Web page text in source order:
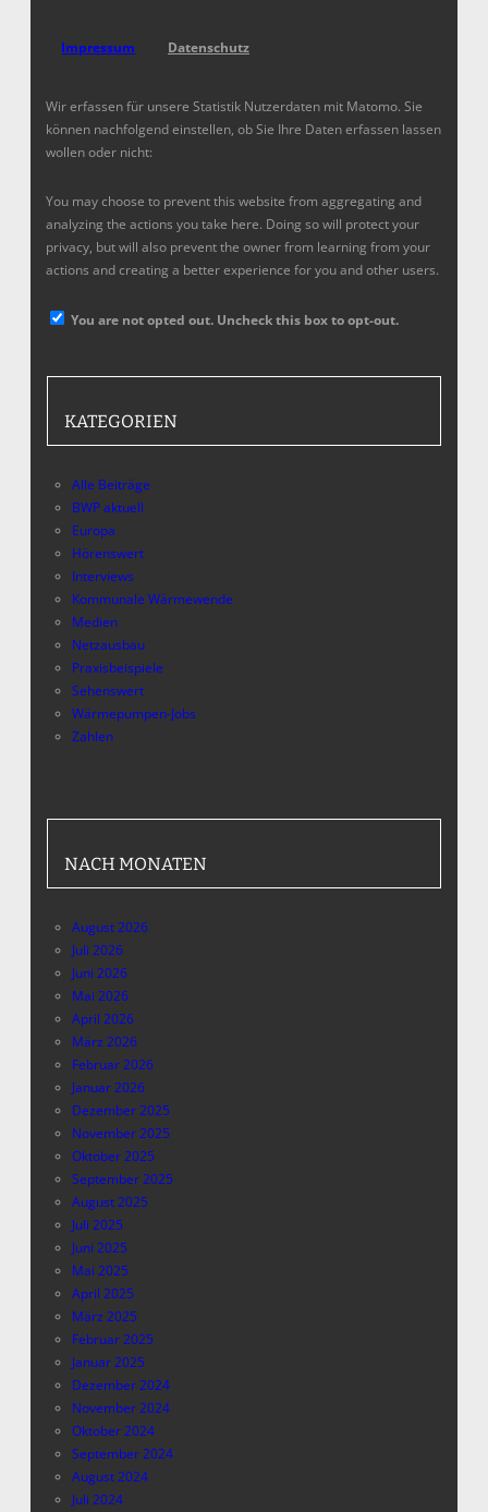
Impressum Datenschutz
Wir erfassen für unsere Statistik Nutzerdaten mit Matomo. Sie
können nachfolgend einstellen, ob Sie Ihre Daten erfassen lassen
wollen oder nicht:
You may choose to prevent this website from aggregating and
analyzing the actions you take here. Doing so will protect your
privacy, but will also prevent the owner from learning from your
actions and creating a better experience for you and other users.
You are not opted out. Uncheck this box to opt-out.
KATEGORIEN
Alle Beiträge
BWP aktuell
Europa
Hörenswert
Interviews
Kommunale Wärmewende
Medien
Netzausbau
Praxisbeispiele
Sehenswert
Wärmepumpen-Jobs
Zahlen
NACH MONATEN
August 2026
Juli 2026
Juni 2026
Mai 2026
April 2026
März 2026
Februar 2026
Januar 2026
Dezember 2025
November 2025
Oktober 2025
September 2025
August 2025
Juli 2025
Juni 2025
Mai 2025
April 2025
März 2025
Februar 2025
Januar 2025
Dezember 2024
November 2024
Oktober 2024
September 2024
August 2024
Juli 2024